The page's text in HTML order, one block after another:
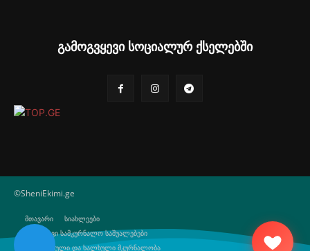
გამოგვყევი სოციალურ ქსელებში
©SheniEkimi.ge
მთავარი
სიახლეები
ბუნებრივი სამკურნალო საშუალებები
ტრადიციული და ხალხული მკურნალობა